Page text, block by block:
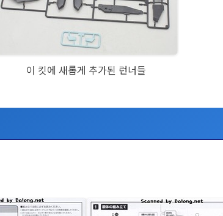
이 킷에 새롭게 추가된 런너들